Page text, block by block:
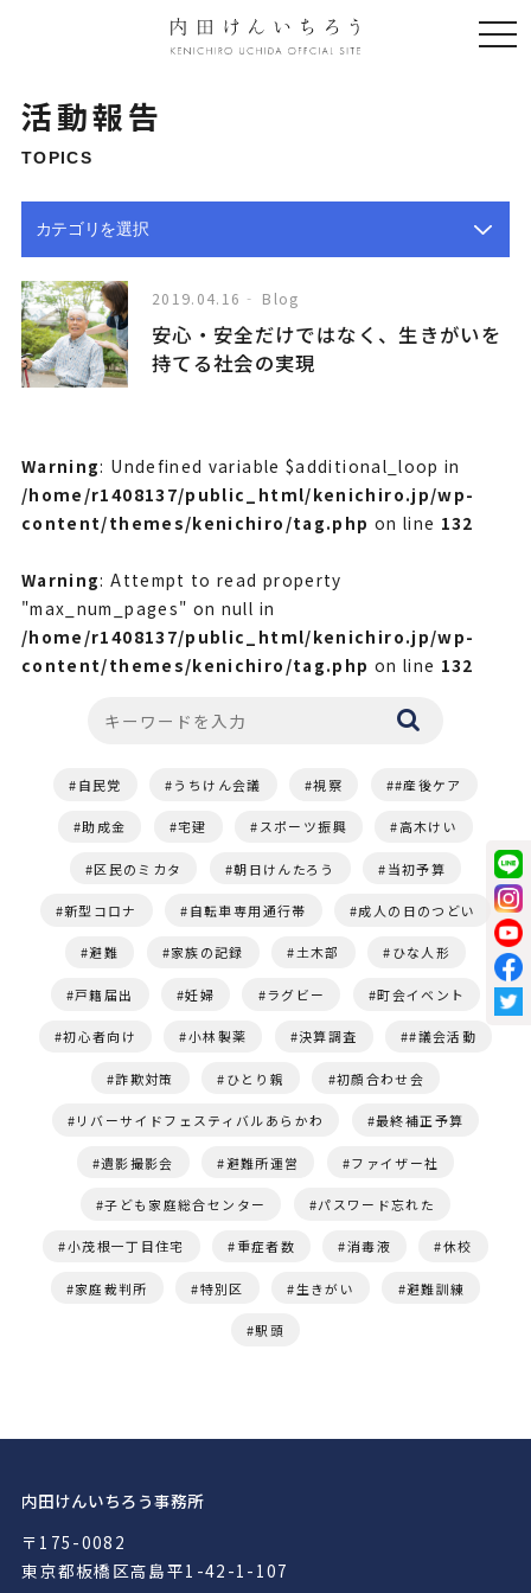
活動報告
TOPICS
2019.04.16 Blog
安心・安全だけではなく、生きがいを
持てる社会の実現
Warning: Undefined variable $additional_loop in
/home/r1408137/public_html/kenichiro.jp/wp-
content/themes/kenichiro/tag.php on line 132
Warning: Attempt to read property
"max_num_pages" on null in
/home/r1408137/public_html/kenichiro.jp/wp-
content/themes/kenichiro/tag.php on line 132
自民党 うちけん会議 視察 #産後ケア
助成金 宅建 スポーツ振興 高木けい
区民のミカタ 朝日けんたろう 当初予算
新型コロナ 自転車専用通行帯 成人の日のつどい
避難 家族の記録 土木部 ひな人形
戸籍届出 妊婦 ラグビー 町会イベント
初心者向け 小林製薬 決算調査 #議会活動
詐欺対策 ひとり親 初顔合わせ会
リバーサイドフェスティバルあらかわ 最終補正予算
遺影撮影会 避難所運営 ファイザー社
子ども家庭総合センター パスワード忘れた
小茂根一丁目住宅 重症者数 消毒液 休校
家庭裁判所 特別区 生きがい 避難訓練
駅頭
内田けんいちろう事務所
〒175-0082
東京都板橋区高島平1-42-1-107